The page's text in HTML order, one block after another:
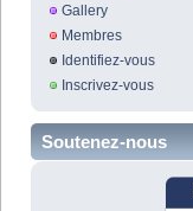
Gallery
Membres
Identifiez-vous
Inscrivez-vous
Soutenez-nous